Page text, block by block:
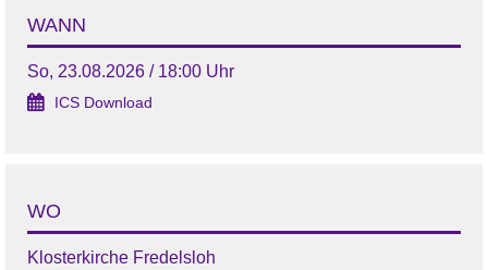
WANN
So, 23.08.2026 / 18:00 Uhr
ICS Download
WO
Klosterkirche Fredelsloh